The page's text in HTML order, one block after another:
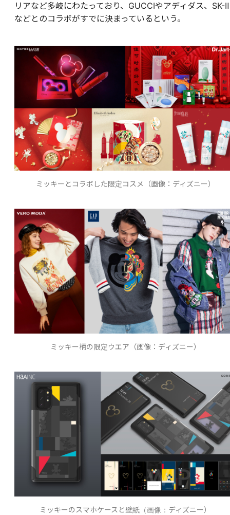
リアなど多岐にわたっており、GUCCIやアディダス、SK-Ⅱ
などとのコラボがすでに決まっているという。
ミッキーとコラボした限定コスメ（画像：ディズニー）
ミッキー柄の限定ウエア（画像：ディズニー）
ミッキーのスマホケースと壁紙（画像：ディズニー）